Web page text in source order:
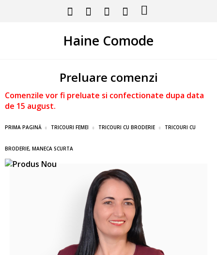
Haine Comode
Preluare comenzi
Comenzile vor fi preluate si confectionate dupa data
de 15 august.
PRIMA PAGINĂ TRICOURI FEMEI TRICOURI CU BRODERIE TRICOURI CU
BRODERIE, MANECA SCURTA